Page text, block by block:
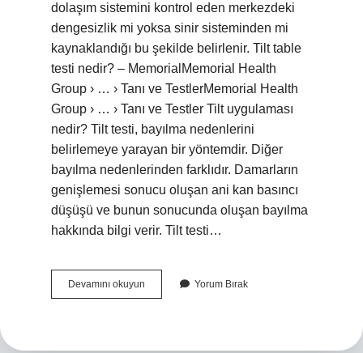
dolaşım sistemini kontrol eden merkezdeki
dengesizlik mi yoksa sinir sisteminden mi
kaynaklandığı bu şekilde belirlenir. Tilt table
testi nedir? – MemorialMemorial Health
Group › … › Tanı ve TestlerMemorial Health
Group › … › Tanı ve Testler Tilt uygulaması
nedir? Tilt testi, bayılma nedenlerini
belirlemeye yarayan bir yöntemdir. Diğer
bayılma nedenlerinden farklıdır. Damarların
genişlemesi sonucu oluşan ani kan basıncı
düşüşü ve bunun sonucunda oluşan bayılma
hakkında bilgi verir. Tilt testi…
Devamını okuyun
Ne
Yorum Bırak